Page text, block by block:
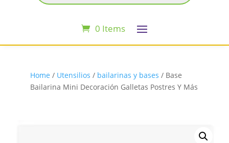
0 Items
Home / Utensilios / bailarinas y bases / Base
Bailarina Mini Decoración Galletas Postres Y Más